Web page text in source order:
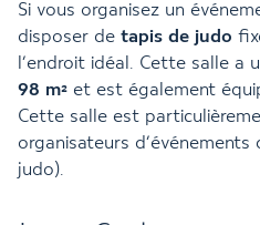
Si vous organisez un
disposer de tapis de judo
l’endroit idéal. Cette salle a
98 m² et est également
Cette salle est
organisateurs d’événements
judo).